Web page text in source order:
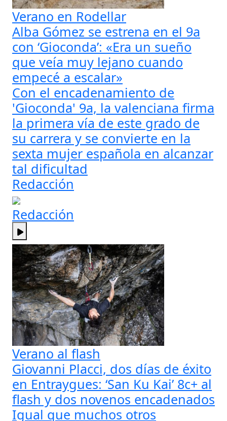
Verano en Rodellar
Alba Gómez se estrena en el 9a
con ‘Gioconda’: «Era un sueño
que veía muy lejano cuando
empecé a escalar»
Con el encadenamiento de
'Gioconda' 9a, la valenciana firma
la primera vía de este grado de
su carrera y se convierte en la
sexta mujer española en alcanzar
tal dificultad
Redacción
Redacción
Verano al flash
Giovanni Placci, dos días de éxito
en Entraygues: ‘San Ku Kai’ 8c+ al
flash y dos novenos encadenados
Igual que muchos otros